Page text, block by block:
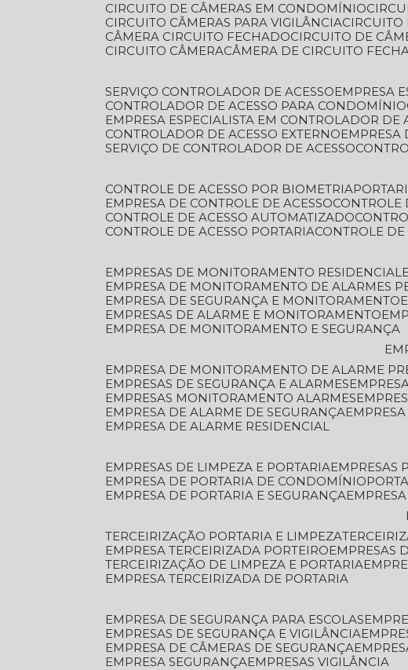
CIRCUITO DE CÂMERAS EM CONDOMÍNIO
CIRCUITO CÂMERAS PARA VIGILÂNCIA
CÂMERA CIRCUITO FECHADO
CIRCUITO DE
CIRCUITO CÂMERA
CÂMERA DE CIRCUITO
SERVIÇO CONTROLADOR DE ACESSO
EMPRESA
CONTROLADOR DE ACESSO PARA CONDOMÍNIO
EMPRESA ESPECIALISTA EM CONTROLADOR DE
CONTROLADOR DE ACESSO EXTERNO
SERVIÇO DE CONTROLADOR DE ACESSO
CONTROLE DE ACESSO POR BIOMETRIA
EMPRESA DE CONTROLE DE ACESSO
CONTROLE DE ACESSO AUTOMATIZADO
CONTROLE DE ACESSO PORTARIA CONTROLE
EMPRESAS DE MONITORAMENTO RESIDENCIAL
EMPRESA DE MONITORAMENTO DE ALARMES
EMPRESA DE SEGURANÇA E MONITORAMENTO
EMPRESAS DE ALARME E MONITORAMENTO
EMPRESA DE MONITORAMENTO E SEGURANÇA
EMPRESA DE MONITORAMENTO DE ALARME
EMPRESAS DE SEGURANÇA E ALARMES
EMPRESAS MONITORAMENTO ALARMES
EMPRESA DE ALARME DE SEGURANÇA
EMPRESA DE ALARME RESIDENCIAL
EMPRESAS DE LIMPEZA E PORTARIA
EMPRESA DE PORTARIA DE CONDOMÍNIO
EMPRESA DE PORTARIA E SEGURANÇA
TERCEIRIZAÇÃO PORTARIA E LIMPEZA
EMPRESA TERCEIRIZADA PORTEIRO
TERCEIRIZAÇÃO DE LIMPEZA E PORTARIA
EMPRESA TERCEIRIZADA DE PORTARIA
EMPRESA DE SEGURANÇA PARA ESCOLAS
EMPRESAS DE SEGURANÇA E VIGILÂNCIA
EMPRESA DE CÂMERAS DE SEGURANÇA
EMPRESA SEGURANÇA
EMPRESAS VIGILÂNCIA